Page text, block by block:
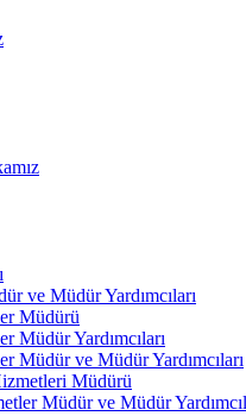
ve Müdür Yardımcıları
Müdürü
Müdür Yardımcıları
Müdür ve Müdür Yardımcıları
Müdürü
Müdür ve Müdür